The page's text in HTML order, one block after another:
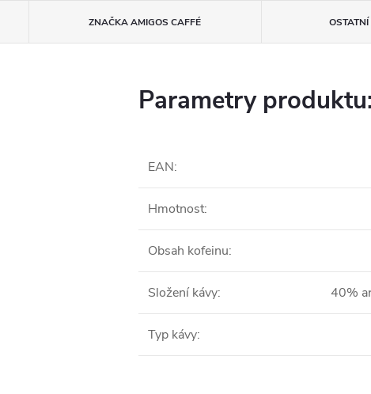
ZNAČKAAMIGOS CAFFÉ
Parametry produktu:
EAN:
Hmotnost:
Obsah kofeinu:
Složení kávy: 40%
Typ kávy: